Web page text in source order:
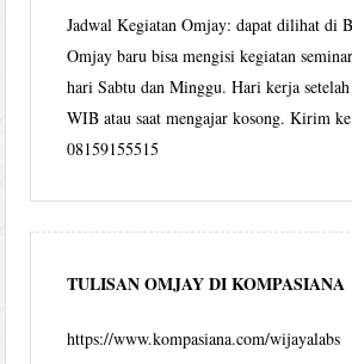
Jadwal Kegiatan Omjay: dapat dilihat di
Omjay baru bisa mengisi kegiatan
hari Sabtu dan Minggu. Hari kerja
WIB atau saat mengajar kosong. Kirim
08159155515
TULISAN OMJAY DI KOMPASIANA
https://www.kompasiana.com/wijayalabs